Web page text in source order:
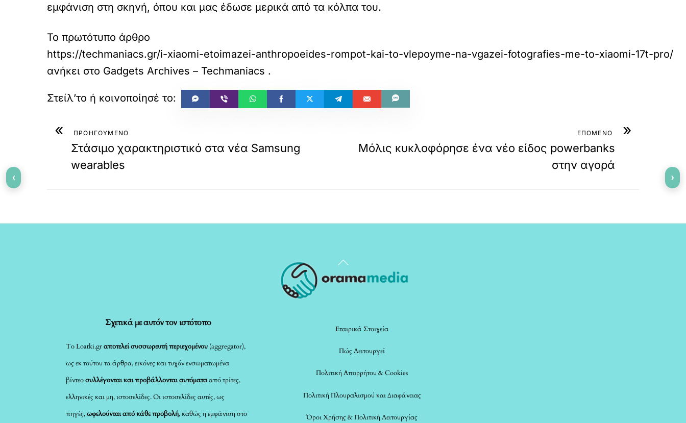
εμφάνιση στη σκηνή, όπου και μας έδωσε μερικά από τα κόλπα του.
Το πρωτότυπο άρθρο
https://techmaniacs.gr/i-xiaomi-etoimazei-anthropoeides-rompot-kai-to-vlepoyme-na-vgazei-fotografies-me-to-xiaomi-17t-pro/
ανήκει στο Gadgets Archives – Techmaniacs .
« ΠΡΟΗΓΟΥΜΕΝΟ
Στάσιμο χαρακτηριστικό στα νέα Samsung
wearables
»
ΕΠΟΜΕΝΟ
Μόλις κυκλοφόρησε ένα νέο είδος powerbanks
στην αγορά
Back
To
Σχετικά με αυτόν τον ιστότοπο
Το Loatki.grαποτελεί συσσωρευτή περιεχομένου (aggregator),
ως εκ τούτου τα άρθρα, εικόνες και τυχόν ενσωματωμένα
βίντεοσυλλέγονται και προβάλλονται αυτόματααπό τρίτες,
ελληνικές και μη, ιστοσελίδες. Οι ιστοσελίδες αυτές, ως
πηγές,ωφελούνται από κάθε προβολή, καθώς η εμφάνιση στο
Εταιρικά Στοιχεία
Πώς Λειτουργεί
Πολιτική Απορρήτου & Cookies
Πολιτική Πλουραλισμού και Διαφάνειας
Όροι Χρήσης & Πολιτική Λειτουργίας
‹ ›